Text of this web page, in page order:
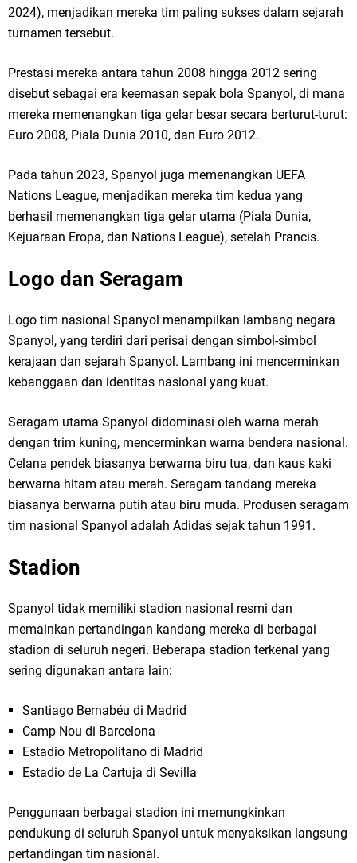
2024), menjadikan mereka tim paling sukses dalam sejarah
turnamen tersebut.
Prestasi mereka antara tahun 2008 hingga 2012 sering
disebut sebagai era keemasan sepak bola Spanyol, di mana
mereka memenangkan tiga gelar besar secara berturut-turut:
Euro 2008, Piala Dunia 2010, dan Euro 2012.
Pada tahun 2023, Spanyol juga memenangkan UEFA
Nations League, menjadikan mereka tim kedua yang
berhasil memenangkan tiga gelar utama (Piala Dunia,
Kejuaraan Eropa, dan Nations League), setelah Prancis.
Logo dan Seragam
Logo tim nasional Spanyol menampilkan lambang negara
Spanyol, yang terdiri dari perisai dengan simbol-simbol
kerajaan dan sejarah Spanyol. Lambang ini mencerminkan
kebanggaan dan identitas nasional yang kuat.
Seragam utama Spanyol didominasi oleh warna merah
dengan trim kuning, mencerminkan warna bendera nasional.
Celana pendek biasanya berwarna biru tua, dan kaus kaki
berwarna hitam atau merah. Seragam tandang mereka
biasanya berwarna putih atau biru muda. Produsen seragam
tim nasional Spanyol adalah Adidas sejak tahun 1991.
Stadion
Spanyol tidak memiliki stadion nasional resmi dan
memainkan pertandingan kandang mereka di berbagai
stadion di seluruh negeri. Beberapa stadion terkenal yang
sering digunakan antara lain:
Santiago Bernabéu di Madrid
Camp Nou di Barcelona
Estadio Metropolitano di Madrid
Estadio de La Cartuja di Sevilla
Penggunaan berbagai stadion ini memungkinkan
pendukung di seluruh Spanyol untuk menyaksikan langsung
pertandingan tim nasional.